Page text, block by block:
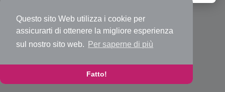
Questo sito Web utilizza i cookie per
assicurarti di ottenere la migliore esperienza
sul nostro sito web.
Per saperne di più
Fatto!